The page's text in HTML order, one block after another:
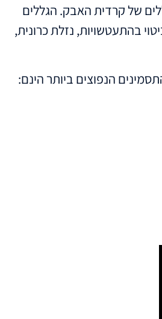
של קרדית האבק. הגללים
בהתעטשויות, נזלת כרונית,
הנפוצים ביותר הינם: